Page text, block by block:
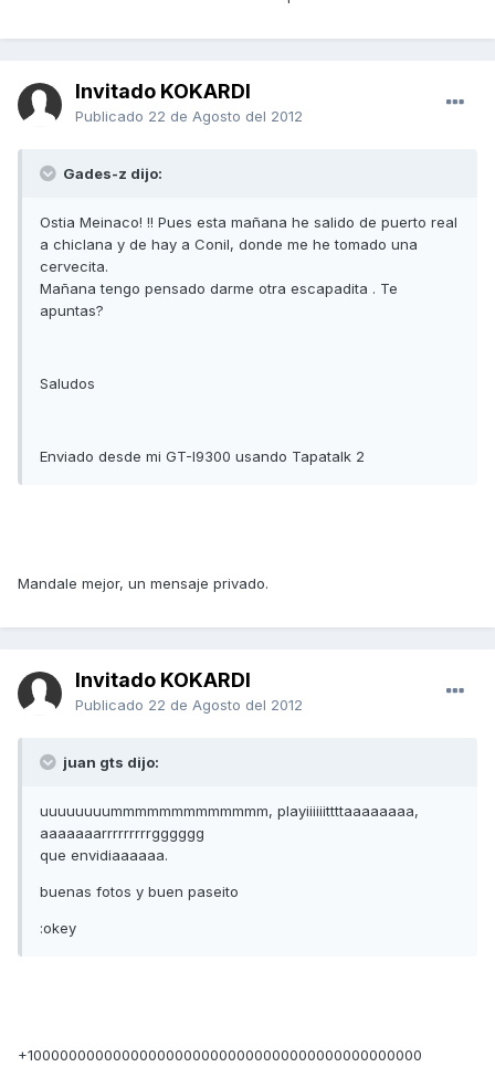
Invitado KOKARDI
Publicado 22 de Agosto del 2012
Gades-z dijo:
Ostia Meinaco! !! Pues esta mañana he salido de puerto real
a chiclana y de hay a Conil, donde me he tomado una
cervecita.
Mañana tengo pensado darme otra escapadita . Te
apuntas?
Saludos
Enviado desde mi GT-I9300 usando Tapatalk 2
Mandale mejor, un mensaje privado.
Invitado KOKARDI
Publicado 22 de Agosto del 2012
juan gts dijo:
uuuuuuuummmmmmmmmmmmm, playiiiiiittttaaaaaaaa,
aaaaaaarrrrrrrrrgggggg
que envidiaaaaaa.
buenas fotos y buen paseito
:okey
+100000000000000000000000000000000000000000000